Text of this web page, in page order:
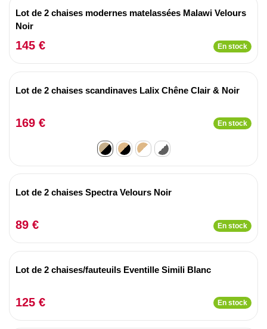
Lot de 2 chaises modernes matelassées Malawi Velours
Noir
145 € En stock
Lot de 2 chaises scandinaves Lalix Chêne Clair & Noir
169 € En stock
Lot de 2 chaises Spectra Velours Noir
89 € En stock
Lot de 2 chaises/fauteuils Eventille Simili Blanc
125 € En stock